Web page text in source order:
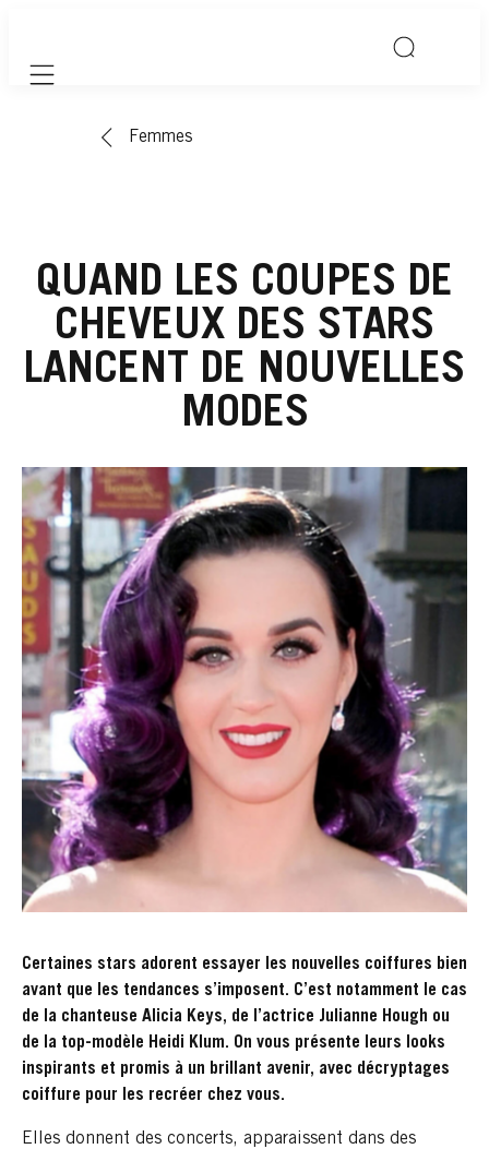
Mobile navigation
Femmes
QUAND LES COUPES DE
CHEVEUX DES STARS
LANCENT DE NOUVELLES
MODES
Certaines stars adorent essayer les nouvelles coiffures bien
avant que les tendances s’imposent. C’est notamment le cas
de la chanteuse Alicia Keys, de l’actrice Julianne Hough ou
de la top-modèle Heidi Klum. On vous présente leurs looks
inspirants et promis à un brillant avenir, avec décryptages
coiffure pour les recréer chez vous.
Elles donnent des concerts, apparaissent dans des